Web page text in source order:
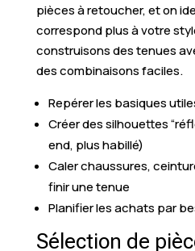
pièces à retoucher, et on
correspond plus à votre
construisons des tenues
des combinaisons faciles.
Repérer les basiques
Créer des silhouettes
end, plus habillé)
Caler chaussures,
finir une tenue
Planifier les achats par
Sélection de